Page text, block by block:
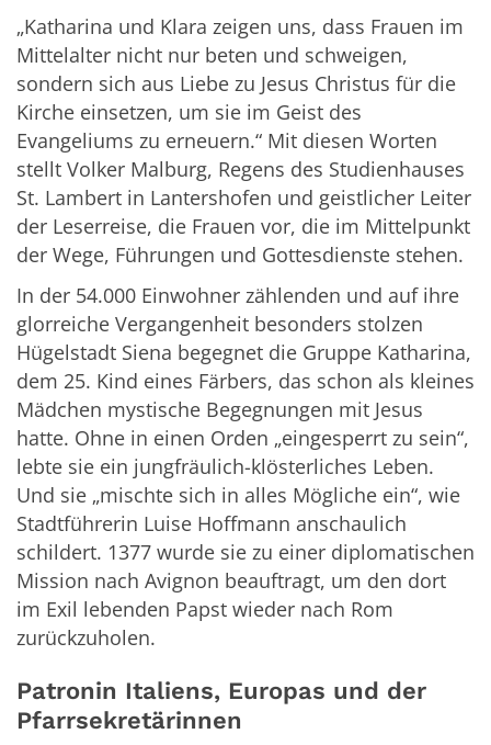
„Katharina und Klara zeigen uns, dass Frauen im
Mittelalter nicht nur beten und schweigen,
sondern sich aus Liebe zu Jesus Christus für die
Kirche einsetzen, um sie im Geist des
Evangeliums zu erneuern.“ Mit diesen Worten
stellt Volker Malburg, Regens des Studienhauses
St. Lambert in Lantershofen und geistlicher Leiter
der Leserreise, die Frauen vor, die im Mittelpunkt
der Wege, Führungen und Gottesdienste stehen.
In der 54.000 Einwohner zählenden und auf ihre
glorreiche Vergangenheit besonders stolzen
Hügelstadt Siena begegnet die Gruppe Katharina,
dem 25. Kind eines Färbers, das schon als kleines
Mädchen mystische Begegnungen mit Jesus
hatte. Ohne in einen Orden „eingesperrt zu sein“,
lebte sie ein jungfräulich-klösterliches Leben.
Und sie „mischte sich in alles Mögliche ein“, wie
Stadtführerin Luise Hoffmann anschaulich
schildert. 1377 wurde sie zu einer diplomatischen
Mission nach Avignon beauftragt, um den dort
im Exil lebenden Papst wieder nach Rom
zurückzuholen.
Patronin Italiens, Europas und der
Pfarrsekretärinnen